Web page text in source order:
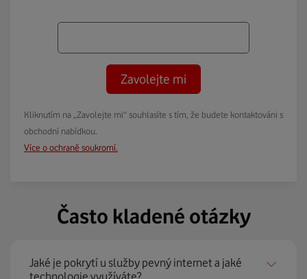
Zavolejte mi
Kliknutím na „Zavolejte mi“ souhlasíte s tím, že budete kontaktováni s
obchodní nabídkou.
Více o ochraně soukromí.
Často kladené otázky
Jaké je pokrytí u služby pevný internet a jaké
technologie využíváte?